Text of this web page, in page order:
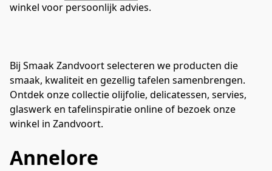
winkel voor persoonlijk advies.
Bij Smaak Zandvoort selecteren we producten die
smaak, kwaliteit en gezellig tafelen samenbrengen.
Ontdek onze collectie olijfolie, delicatessen, servies,
glaswerk en tafelinspiratie online of bezoek onze
winkel in Zandvoort.
Annelore